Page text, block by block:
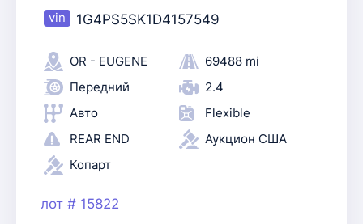
1G4PS5SK1D4157549
OR - EUGENE
69488 mi
Передний
2.4
Авто
Flexible
REAR END
Аукцион США
Копарт
лот # 15822